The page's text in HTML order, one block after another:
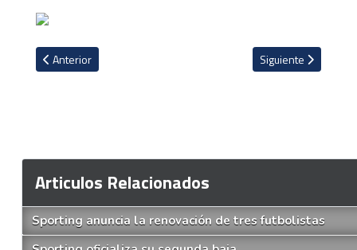
Artículo anterior: Costa Rica se prepara para su debut en el
Anterior Artículo siguiente:
Siguiente
Articulos Relacionados
Sporting anuncia la renovación de tres futbolistas